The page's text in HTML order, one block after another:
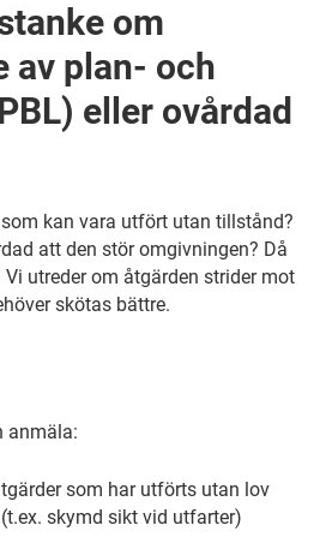
om
av plan- och
eller ovårdad
kan vara utfört utan tillstånd?
att den stör omgivningen? Då
utreder om åtgärden strider mot
skötas bättre.
anmäla:
som har utförts utan lov
skymd sikt vid utfarter)